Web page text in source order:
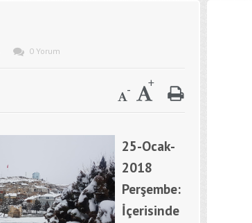
0 Yorum
25-Ocak-
2018
Perşembe:
İçerisinde